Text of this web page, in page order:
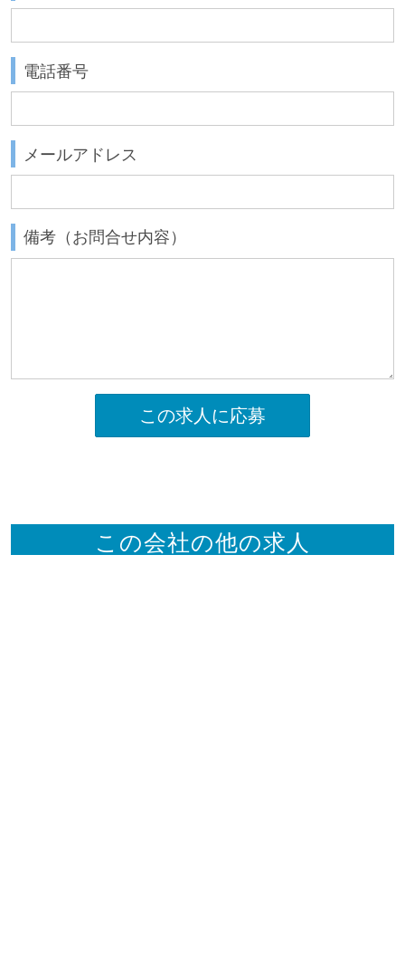
電話番号
メールアドレス
備考（お問合せ内容）
この求人に応募
この会社の他の求人